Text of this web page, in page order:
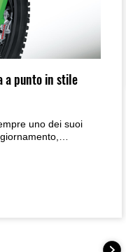
a punto in stile
uno dei suoi
più
in uscita di curva e